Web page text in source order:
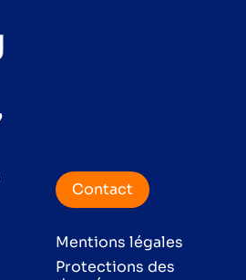
Contact
Mentions légales
Protections des